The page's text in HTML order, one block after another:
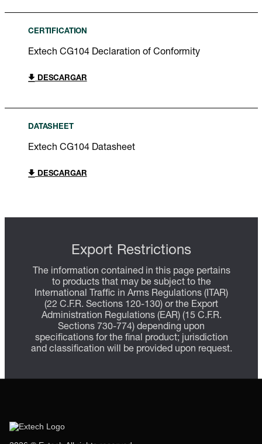
CERTIFICATION
Extech CG104 Declaration of Conformity
DESCARGAR
DATASHEET
Extech CG104 Datasheet
DESCARGAR
Export Restrictions
The information contained in this page pertains
to products that may be subject to the
International Traffic in Arms Regulations (ITAR)
(22 C.F.R. Sections 120-130) or the Export
Administration Regulations (EAR) (15 C.F.R.
Sections 730-774) depending upon
specifications for the final product; jurisdiction
and classification will be provided upon request.